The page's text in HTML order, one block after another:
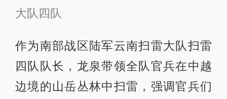
大队四队
作为南部战区陆军云南扫雷大队扫雷
四队队长，龙泉带领全队官兵在中越
边境的山岳丛林中扫雷，强调官兵们